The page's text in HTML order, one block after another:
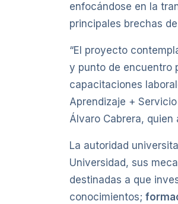
enfocándose en la
principales brechas
“El proyecto
y punto de encuentro
capacitaciones
Aprendizaje +
Álvaro Cabrera,
La autoridad
Universidad, sus
destinadas a que
conocimientos;